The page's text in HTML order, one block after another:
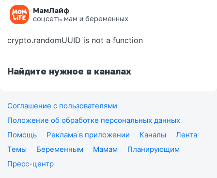
МамЛайф
соцсеть мам и беременных
Ошибка на странице
crypto.randomUUID is not a function
Найдите нужное в каналах
Соглашение с пользователями
Положение об обработке персональных данных
Помощь
Реклама в приложении Каналы
Лента
Темы
Беременным Мамам
Планирующим
Пресс-центр